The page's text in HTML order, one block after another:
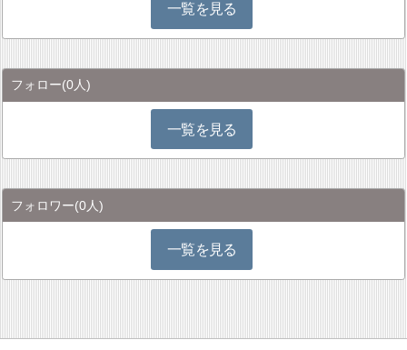
一覧を見る
フォロー(0人)
一覧を見る
フォロワー(0人)
一覧を見る